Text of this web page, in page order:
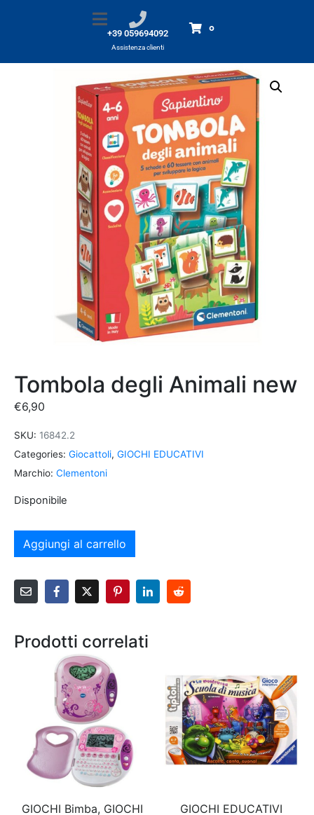
+39 059694092
Assistenza clienti
0
Prodotti Tombola degli Animali new
Tombola degli Animali new
€6,90
SKU: 16842.2
Categories: Giocattoli, GIOCHI EDUCATIVI
Marchio: Clementoni
Disponibile
Aggiungi al carrello
Prodotti correlati
GIOCHI Bimba, GIOCHI
GIOCHI EDUCATIVI